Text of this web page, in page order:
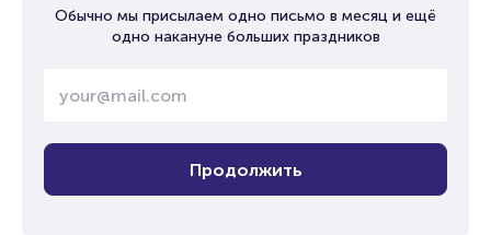
Обычно мы присылаем одно письмо в месяц и ещё
одно накануне больших праздников
Продолжить